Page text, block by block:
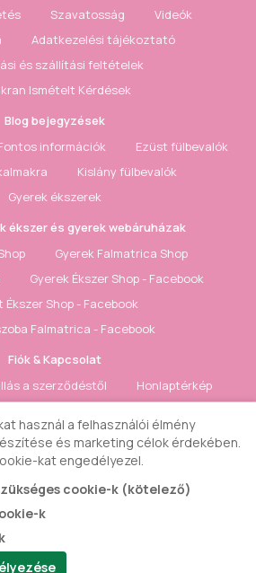
Szavatosság
Videók
Adatkezelési tájékoztató
és szállítási feltételek
Ismételt Kérdések
Blog bejegyzések
információk
Ezüst fülbevalók
Kislány fülbevalók
Gyerek ékszerek
ékszer és gyerek webáruházak
Gyerek Falmatrica Shop
Gyerek Ékszer Shop - Facebook
Ékszer Shop - Facebook
Falmatrica - Facebook
Fiók & Kapcsolat
a szerződéstől
Honlaptérkép
- ezüst gyerek ékszerek
használ a felhasználói élmény
és marketing célok érdekében.
kat engedélyezel.
cookie-k (kötelező)
k